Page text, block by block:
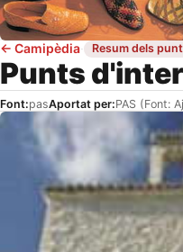
← Camipèdia· Resum dels
Punts
Font:pasAportat per:PAS (Font: